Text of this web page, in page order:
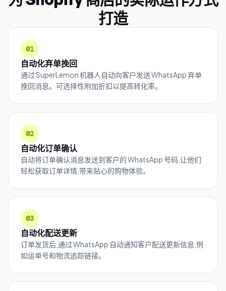
打造
01
自动化弃单挽回
通过 SuperLemon 机器人自动向客户发送 WhatsApp 弃单
挽回消息。可选择性附加折扣以提高转化率。
02
自动化订单确认
自动将订单确认消息发送到客户的 WhatsApp 号码,让他们
轻松获取订单详情,带来贴心的购物体验。
03
自动化配送更新
订单发货后,通过 WhatsApp 自动通知客户配送更新信息,例
如运单号和物流追踪链接。